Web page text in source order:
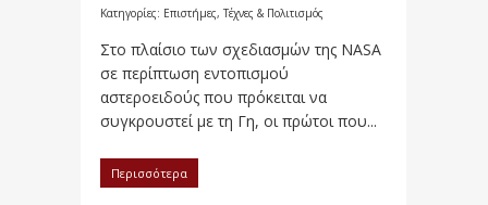
Κατηγορίες: Επιστήμες, Τέχνες & Πολιτισμός
Στο πλαίσιο των σχεδιασμών της NASA
σε περίπτωση εντοπισμού
αστεροειδούς που πρόκειται να
συγκρουστεί με τη Γη, οι πρώτοι που...
Περισσότερα